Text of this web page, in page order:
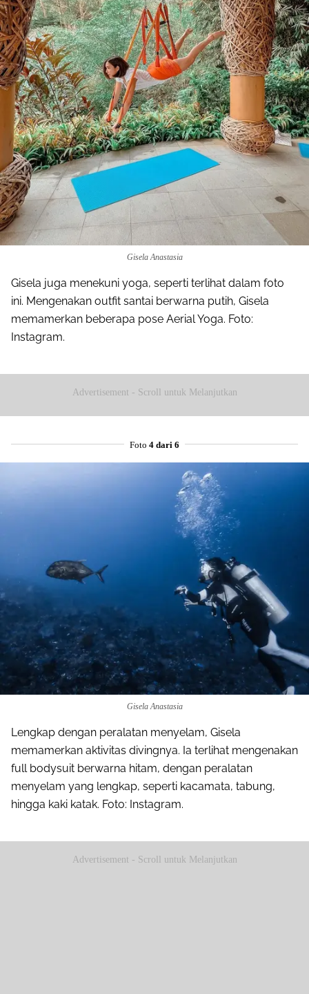
Gisela Anastasia
Gisela juga menekuni yoga, seperti terlihat dalam foto
ini. Mengenakan outfit santai berwarna putih, Gisela
memamerkan beberapa pose Aerial Yoga. Foto:
Instagram.
Advertisement - Scroll untuk Melanjutkan
Foto 4 dari 6
Gisela Anastasia
Lengkap dengan peralatan menyelam, Gisela
memamerkan aktivitas divingnya. Ia terlihat mengenakan
full bodysuit berwarna hitam, dengan peralatan
menyelam yang lengkap, seperti kacamata, tabung,
hingga kaki katak. Foto: Instagram.
Advertisement - Scroll untuk Melanjutkan